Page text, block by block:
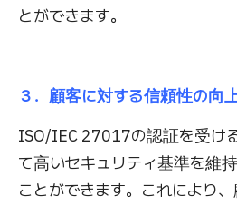
とができます。
３．顧客に対する信頼性の向
ISO/IEC 27017の認証を受け
て高いセキュリティ基準を維
ことができます。これにより